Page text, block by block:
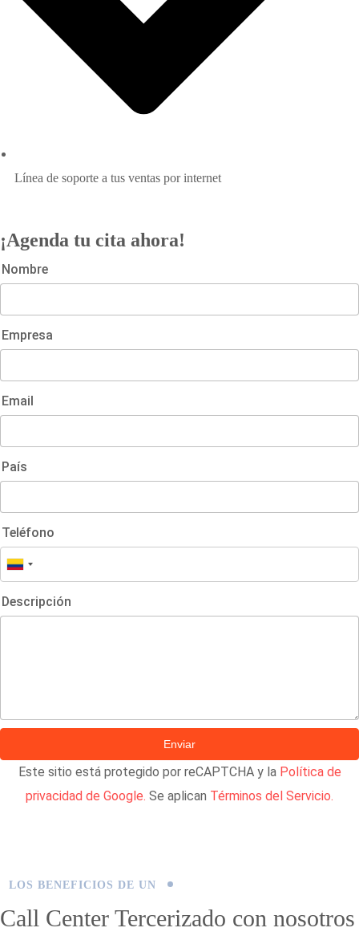
Línea de soporte a tus ventas por internet
¡Agenda tu cita ahora!
Nombre
Empresa
Email
País
Teléfono
Descripción
Este sitio está protegido por reCAPTCHA y la Política de
privacidad de Google. Se aplican Términos del Servicio.
LOS BENEFICIOS DE UN
Call Center Tercerizado con nosotros